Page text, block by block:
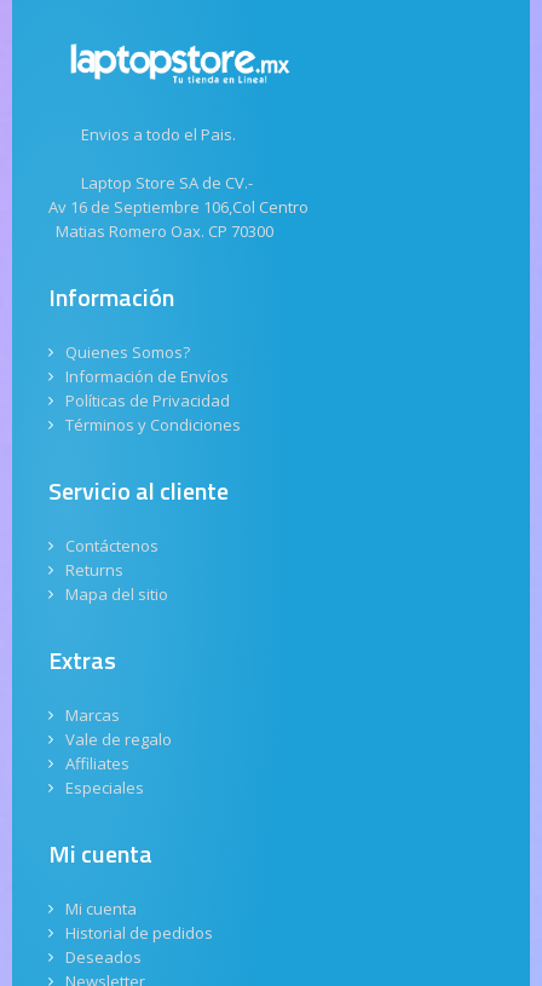
Envios a todo el Pais.
Laptop Store SA de CV.-
Av 16 de Septiembre 106,Col Centro
Matias Romero Oax. CP 70300
Información
Quienes Somos?
Información de Envíos
Políticas de Privacidad
Términos y Condiciones
Servicio al cliente
Contáctenos
Returns
Mapa del sitio
Extras
Marcas
Vale de regalo
Affiliates
Especiales
Mi cuenta
Mi cuenta
Historial de pedidos
Deseados
Newsletter